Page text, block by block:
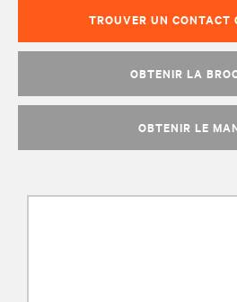
TROUVER UN CONTACT
OBTENIR LA
OBTENIR LE